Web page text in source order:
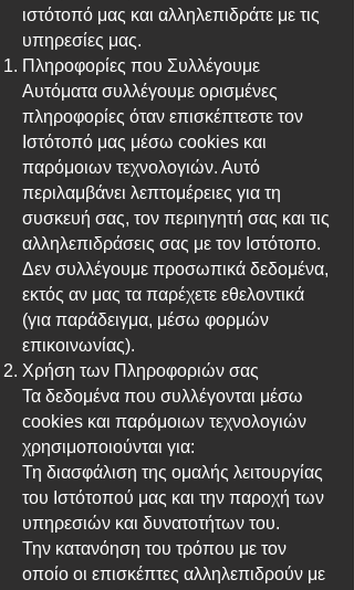
ιστότοπό μας και αλληλεπιδράτε με τις
υπηρεσίες μας.
Πληροφορίες που Συλλέγουμε
Αυτόματα συλλέγουμε ορισμένες
πληροφορίες όταν επισκέπτεστε τον
Ιστότοπό μας μέσω cookies και
παρόμοιων τεχνολογιών. Αυτό
περιλαμβάνει λεπτομέρειες για τη
συσκευή σας, τον περιηγητή σας και τις
αλληλεπιδράσεις σας με τον Ιστότοπο.
Δεν συλλέγουμε προσωπικά δεδομένα,
εκτός αν μας τα παρέχετε εθελοντικά
(για παράδειγμα, μέσω φορμών
επικοινωνίας).
Χρήση των Πληροφοριών σας
Τα δεδομένα που συλλέγονται μέσω
cookies και παρόμοιων τεχνολογιών
χρησιμοποιούνται για:
Τη διασφάλιση της ομαλής λειτουργίας
του Ιστότοπού μας και την παροχή των
υπηρεσιών και δυνατοτήτων του.
Την κατανόηση του τρόπου με τον
οποίο οι επισκέπτες αλληλεπιδρούν με